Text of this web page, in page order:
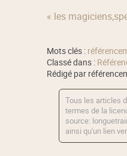
« les
Mots clés :
Classé dans :
Rédigé par
Tous les articles
termes de la
source:
ainsi qu'un lien